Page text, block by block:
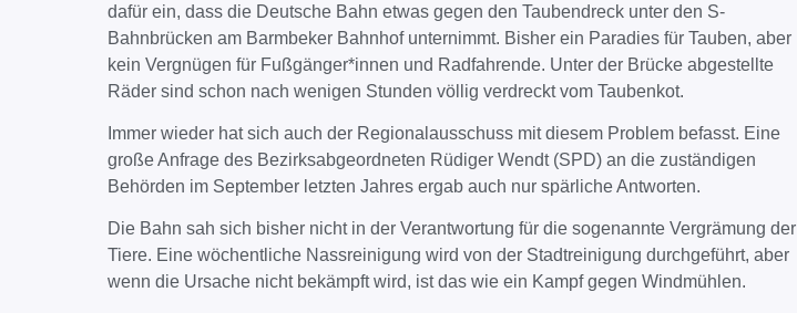
dafür ein, dass die Deutsche Bahn etwas gegen den Taubendreck unter den S-
Bahnbrücken am Barmbeker Bahnhof unternimmt. Bisher ein Paradies für Tauben, aber
kein Vergnügen für Fußgänger*innen und Radfahrende. Unter der Brücke abgestellte
Räder sind schon nach wenigen Stunden völlig verdreckt vom Taubenkot.
Immer wieder hat sich auch der Regionalausschuss mit diesem Problem befasst. Eine
große Anfrage des Bezirksabgeordneten Rüdiger Wendt (SPD) an die zuständigen
Behörden im September letzten Jahres ergab auch nur spärliche Antworten.
Die Bahn sah sich bisher nicht in der Verantwortung für die sogenannte Vergrämung der
Tiere. Eine wöchentliche Nassreinigung wird von der Stadtreinigung durchgeführt, aber
wenn die Ursache nicht bekämpft wird, ist das wie ein Kampf gegen Windmühlen.